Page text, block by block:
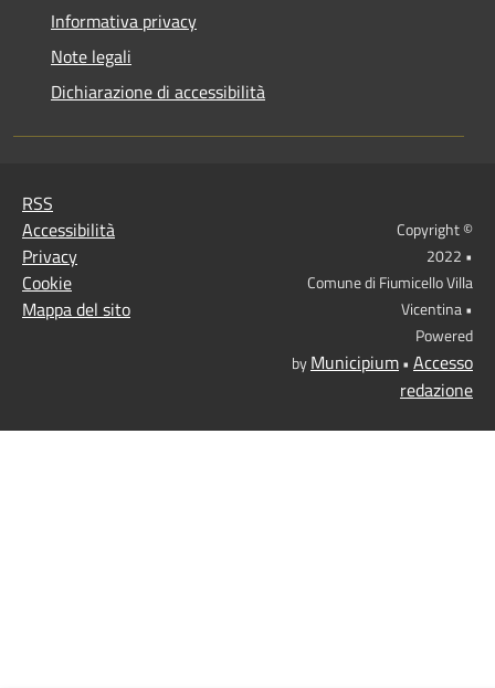
Informativa privacy
Note legali
Dichiarazione di accessibilità
RSS
Accessibilità
Privacy
Cookie
Mappa del sito
Copyright ©
2022 •
Comune di Fiumicello Villa
Vicentina •
Powered
byMunicipium• Accesso
redazione